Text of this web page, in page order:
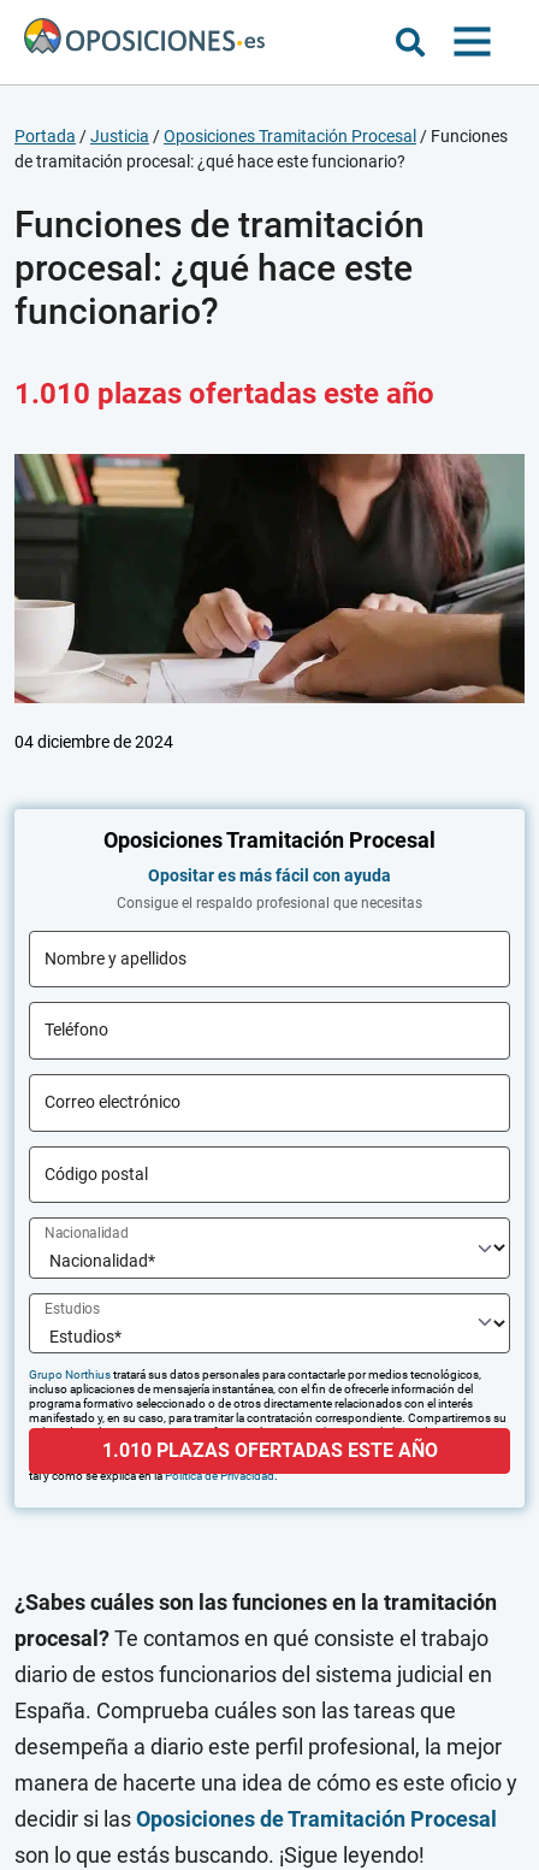
Portada /Justicia /Oposiciones Tramitación Procesal / Funciones
de tramitación procesal: ¿qué hace este funcionario?
Funciones de tramitación
procesal: ¿qué hace este
funcionario?
1.010 plazas ofertadas este año
04 diciembre de 2024
Oposiciones Tramitación Procesal
Opositar es más fácil con ayuda
Consigue el respaldo profesional que necesitas
Nombre y apellidos
Teléfono
Correo electrónico
Código postal
Nacionalidad
Estudios
Grupo Northiustratará sus datos personales para contactarle por medios tecnológicos,
incluso aplicaciones de mensajería instantánea, con el fin de ofrecerle información del
programa formativo seleccionado o de otros directamente relacionados con el interés
manifestado y, en su caso, para tramitar la contratación correspondiente. Compartiremos su
solicitud con las empresas que conforman el
puedan hacerle llegar la mejor oferta de productos y servicios de acuerdo a su petición.
tal y como se explica en laPolítica de Privacidad.
1.010 PLAZAS OFERTADAS ESTE AÑO
¿Sabes cuáles son las funciones en la tramitación
procesal?Te contamos en qué consiste el trabajo
diario de estos funcionarios del sistema judicial en
España. Comprueba cuáles son las tareas que
desempeña a diario este perfil profesional, la mejor
manera de hacerte una idea de cómo es este oficio y
decidir si lasOposiciones de Tramitación Procesal
son lo que estás buscando. ¡Sigue leyendo!